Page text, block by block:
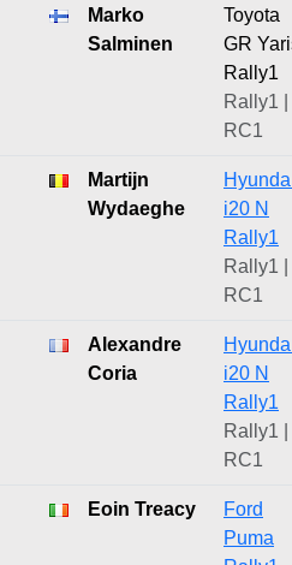
Marko
Salminen
Toyota
GR
Rally1
Rally1 |
RC1
Martijn
Wydaeghe
i20 N
Rally1
Rally1 |
RC1
Alexandre
Coria
i20 N
Rally1
Rally1 |
RC1
Eoin Treacy
Ford
Puma